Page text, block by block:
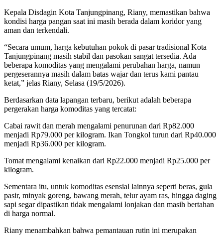
Kepala Disdagin Kota Tanjungpinang, Riany, memastikan bahwa
kondisi harga pangan saat ini masih berada dalam koridor yang
aman dan terkendali.
“Secara umum, harga kebutuhan pokok di pasar tradisional Kota
Tanjungpinang masih stabil dan pasokan sangat tersedia. Ada
beberapa komoditas yang mengalami perubahan harga, namun
pergeserannya masih dalam batas wajar dan terus kami pantau
ketat,” jelas Riany, Selasa (19/5/2026).
Berdasarkan data lapangan terbaru, berikut adalah beberapa
pergerakan harga komoditas yang tercatat:
Cabai rawit dan merah mengalami penurunan dari Rp82.000
menjadi Rp79.000 per kilogram. Ikan Tongkol turun dari Rp40.000
menjadi Rp36.000 per kilogram.
Tomat mengalami kenaikan dari Rp22.000 menjadi Rp25.000 per
kilogram.
Sementara itu, untuk komoditas esensial lainnya seperti beras, gula
pasir, minyak goreng, bawang merah, telur ayam ras, hingga daging
sapi segar dipastikan tidak mengalami lonjakan dan masih bertahan
di harga normal.
Riany menambahkan bahwa pemantauan rutin ini merupakan